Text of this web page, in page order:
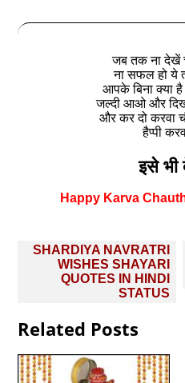
जब तक ना देखें
ना सफल हो ये
आपके बिना क्या है
जल्दी आओ और
और कर दो करवा
हैप्पी
इसे
Happy Karva
Post
navigation
SHARDIYA NAVRATRI
WISHES SHAYARI
QUOTES IN HINDI
STATUS
Related Posts